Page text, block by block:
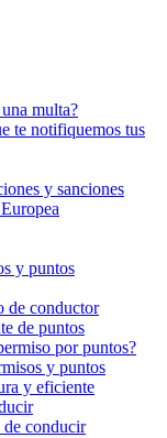
multa?
te notifiquemos tus
y sanciones
y puntos
de conductor
de puntos
por puntos?
y puntos
y eficiente
de conducir